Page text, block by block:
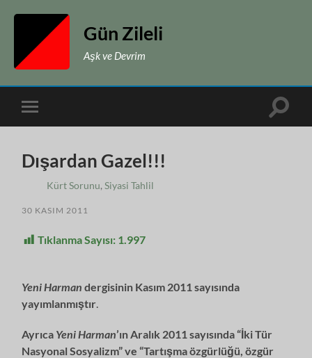
Gün Zileli
Aşk ve Devrim
Toggle
mobile
Toggle
Dışardan Gazel!!!
Kürt Sorunu,Siyasi Tahlil
30 KASIM 2011
Tıklanma Sayısı: 1.997
Yeni Harmandergisinin Kasım 2011 sayısında
yayımlanmıştır
Ayrıca Yeni Harman’ın Aralık 2011 sayısında “İki Tür
Nasyonal Sosyalizm” ve “Tartışma özgürlüğü, özgür